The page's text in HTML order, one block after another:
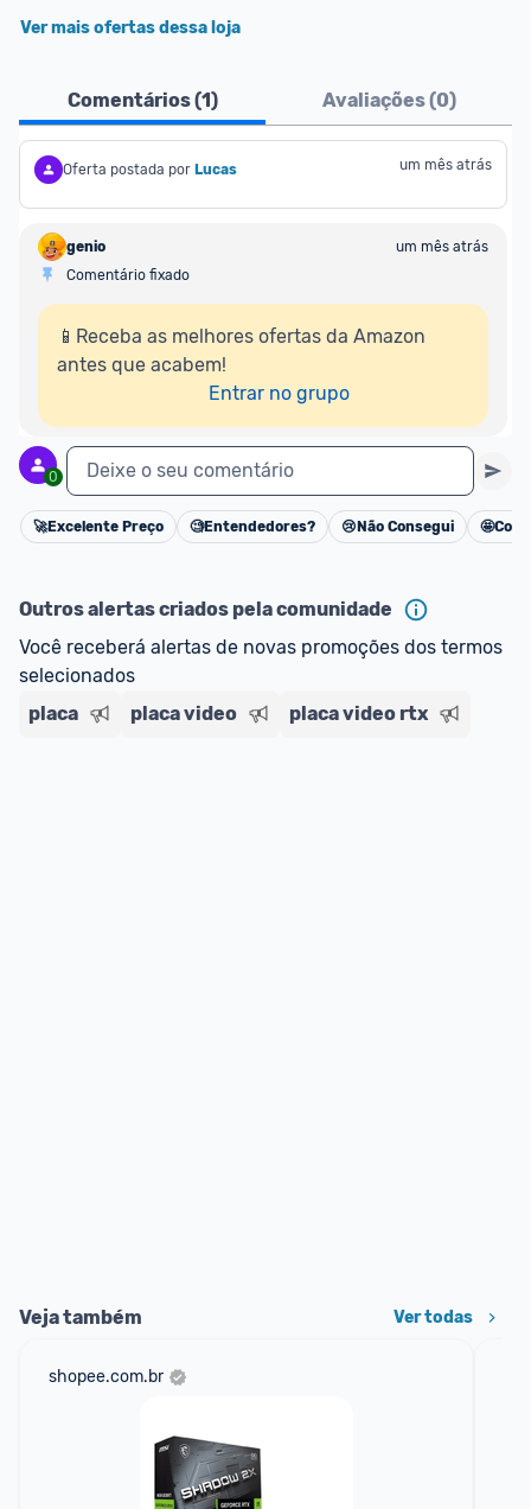
Ver mais ofertas dessa loja
Comentários (1) Avaliações (0)
Oferta postada por Lucas um mês atrás
genio
um mês atrás
Comentário fixado
📱Receba as melhores ofertas da Amazon
antes que acabem!
Entrar no grupo
0 Deixe o seu comentário
Cancelar
🚀Excelente Preço 🧐Entendedores? 😢 Não Consegui 🤩
Outros alertas criados pela comunidade
Você receberá alertas de novas promoções dos termos
selecionados
placa
placa video placa video rtx
Veja também Ver todas
shopee.com.br